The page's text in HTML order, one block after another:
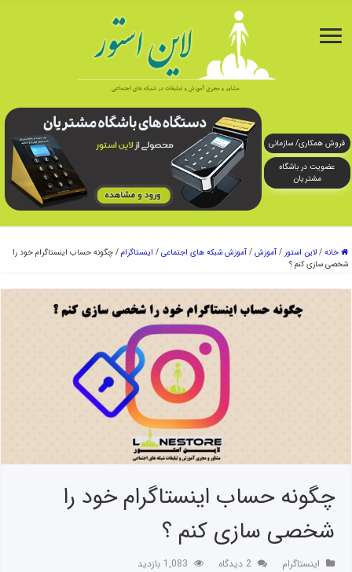
فروش همکاری/ سازمانی
عضویت در باشگاه
مشتریان
خانه / لاین استور / آموزش / آموزش شبکه های اجتماعی / اینستاگرام / چگونه حساب اینستاگرام خود را
شخصی سازی کنم ؟
چگونه حساب اینستاگرام خود را
شخصی سازی کنم ؟
اینستاگرام 2 دیدگاه 1,083 بازدید